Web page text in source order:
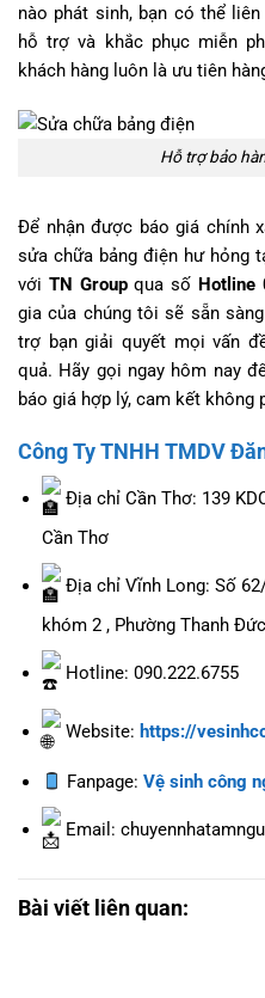
nào phát sinh, bạn có thể
hỗ trợ và khắc phục miễn
khách hàng luôn là ưu tiên
Hỗ trợ bảo
Để nhận được báo giá chính
sửa chữa bảng điện hư hỏng
với TN Groupqua số Hotline
gia của chúng tôi sẽ sẵn
trợ bạn giải quyết mọi vấn
quả. Hãy gọi ngay hôm nay
báo giá hợp lý, cam kết không
Công Ty TNHH TMDV
Địa chỉ Cần Thơ: 139
Cần Thơ
Địa chỉ Vĩnh Long: Số
khóm 2 , Phường Thanh
Hotline: 090.222.6755
Website: https://
Fanpage:Vệ sinh công
Email:
Bài viết liên quan: